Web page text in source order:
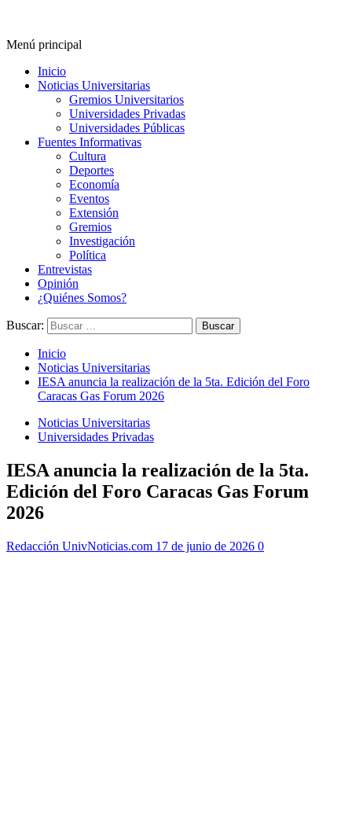
Menú principal
Inicio
Noticias Universitarias
Gremios Universitarios
Universidades Privadas
Universidades Públicas
Fuentes Informativas
Cultura
Deportes
Economía
Eventos
Extensión
Gremios
Investigación
Política
Entrevistas
Opinión
¿Quiénes Somos?
Buscar:
Inicio
Noticias Universitarias
IESA anuncia la realización de la 5ta. Edición del Foro
Caracas Gas Forum 2026
Noticias Universitarias
Universidades Privadas
IESA anuncia la realización de la 5ta.
Edición del Foro Caracas Gas Forum
2026
Redacción UnivNoticias.com 17 de junio de 2026 0